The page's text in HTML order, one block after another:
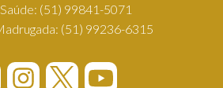
(51) 99841-5071
(51) 99236-6315